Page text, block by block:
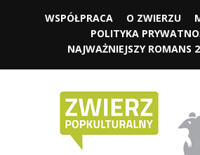
WSPÓŁPRACA O ZWIERZU
POLITYKA
NAJWAŻNIEJSZY ROMANS